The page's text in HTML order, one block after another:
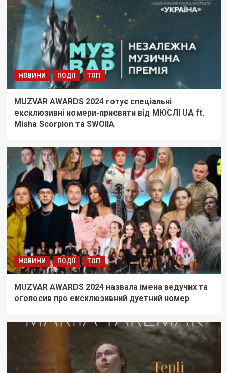
НОВИНИ ПОДІЇ ТОП
MUZVAR AWARDS 2024 готує спеціальні
ексклюзивні номери-присвяти від МЮСЛІ UA ft.
Misha Scorpion та SWOIIA
НОВИНИ ПОДІЇ ТОП
MUZVAR AWARDS 2024 назвала імена ведучих та
оголосив про ексклюзивний дуетний номер